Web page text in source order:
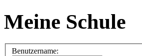
Meine Schule
Benutzername: